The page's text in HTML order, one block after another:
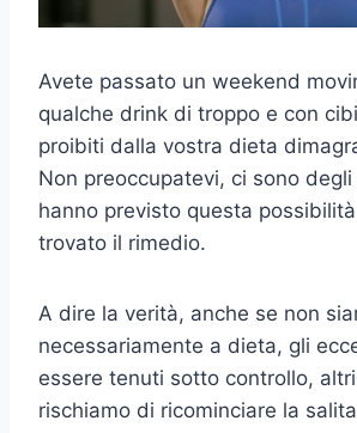
Avete passato un weekend
qualche drink di troppo e con
proibiti dalla vostra dieta
Non preoccupatevi, ci sono
hanno previsto questa
trovato il rimedio.
A dire la verità, anche se non
necessariamente a dieta, gli
essere tenuti sotto controllo,
rischiamo di ricominciare la